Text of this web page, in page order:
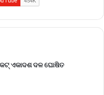
ଏକାଦଶ ଦଳ ଘୋଷିତ